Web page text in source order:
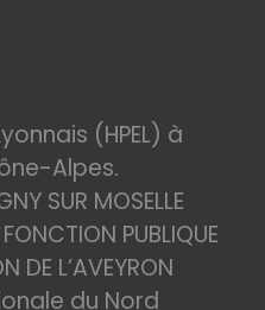
(HPEL) à
Alpes.
SUR MOSELLE
PUBLIQUE
DE L’AVEYRON
du Nord